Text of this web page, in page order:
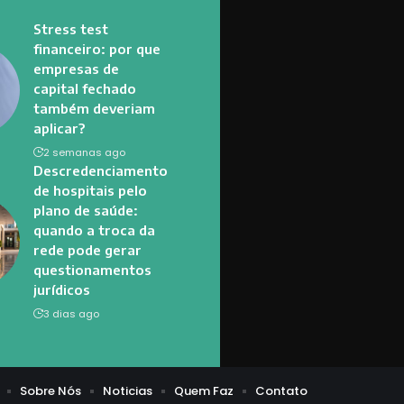
Stress test
financeiro: por que
empresas de
capital fechado
também deveriam
aplicar?
2 semanas ago
Descredenciamento
de hospitais pelo
plano de saúde:
quando a troca da
rede pode gerar
questionamentos
jurídicos
3 dias ago
Sobre Nós Noticias Quem Faz Contato